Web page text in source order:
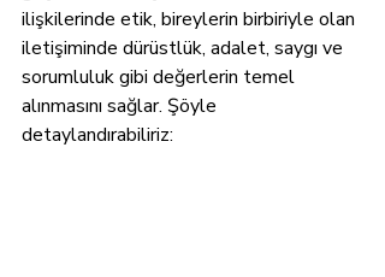
ilişkilerinde etik, bireylerin birbiriyle olan
iletişiminde dürüstlük, adalet, saygı ve
sorumluluk gibi değerlerin temel
alınmasını sağlar. Şöyle
detaylandırabiliriz: